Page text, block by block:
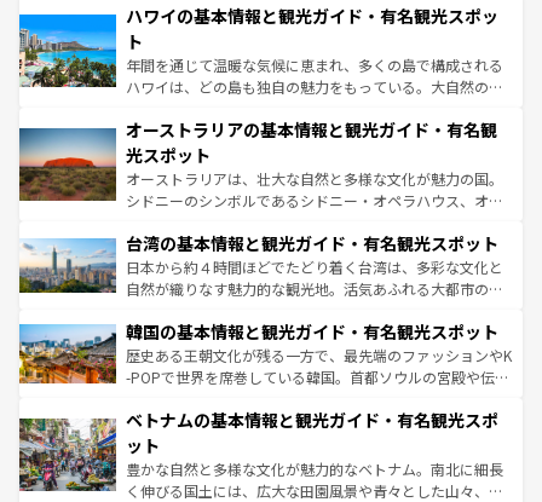
着のスイス情報はコンテンツ一覧を参照してほしい。
のような巨大都市は、観光、ショッピング、エンターテイ
ンメントが詰まった刺激的なスポットだ。一方、アメリカ
西部には大自然が広がり、グランドキャニオンやイエロー
ストーン国立公園といった絶景が堪能できる。さらに、南
文化が魅力。旅行者はアメリカの各地域で異なる魅力を楽
しみながら、その多様性と豊かな歴史を感じることができ
るだろう。車でのロードトリップや列車の旅も、アメリカ
ならではの贅沢な旅のスタイルだ。 なお、新着のアメリカ
情報は コンテンツ一覧 を参照してほしい。
ハワイの基本情報と観光ガイド・有名観光スポッ
ト
年間を通じて温暖な気候に恵まれ、多くの島で構成される
ハワイは、どの島も独自の魅力をもっている。大自然の神
ワイ島は見逃せない。また、定番の観光地といえばオアフ
島だが、静かな自然を求めるならマウイ島やカウアイ島が
おすすめ。エメラルドグリーンに輝く海をはじめ、豊かな
文化や歴史が息づいている。「アロハスピリット」と呼ば
人々、おいしいローカルフードやハワイアンミュージッ
ク、伝統的なフラダンスなど、すべてがハワイの魅力を彩
っている。訪れるたびに新しい発見と感動が待っているハ
はコンテンツ一覧を参照してほしい。
オーストラリアの基本情報と観光ガイド・有名観
光スポット
オーストラリアは、壮大な自然と多様な文化が魅力の国。
シドニーのシンボルであるシドニー・オペラハウス、オー
リアリーフや大陸中央部にそびえるウルル（エアーズロッ
ク）、タスマニアの美しい原生林やケアンズの熱帯雨林な
ど、見どころがたくさん。また、カフェやワイン、オージ
いる。アクティビティも充実しており、サーフィンやダイ
ビング、ハイキングなど、アウトドア好きにはたまらな
い。オーストラリアの多彩な魅力を存分に味わいつくそ
参照してほしい。
台湾の基本情報と観光ガイド・有名観光スポット
日本から約４時間ほどでたどり着く台湾は、多彩な文化と
自然が織りなす魅力的な観光地。活気あふれる大都市の台
ン）、静ひつな山岳地帯である台湾東部など、都市の喧騒
と山間の静けさが共存しており、訪れる人に新しい発見と
驚きをもたらしてくれる。また、奥深い台湾の食文化も魅
容にもいいと評判のスイーツなど、バラエティ豊かな料理
照してほしい。
韓国の基本情報と観光ガイド・有名観光スポット
歴史ある王朝文化が残る一方で、最先端のファッションやK
-POPで世界を席巻している韓国。首都ソウルの宮殿や伝統
き、地方に足を延ばせば四季折々の自然美を楽しむことが
できる。そして、キムチや焼肉、絶品のストリートフード
まで、さまざまな韓国料理が待っている。夜には、韓国な
らではのナイトライフも堪能できる。あたたかいホスピタ
ベトナムの基本情報と観光ガイド・有名観光スポ
ット
豊かな自然と多様な文化が魅力的なベトナム。南北に細長
く伸びる国土には、広大な田園風景や青々とした山々、世